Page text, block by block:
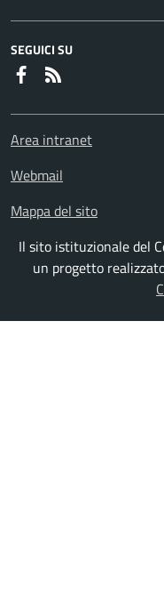
SEGUICI SU
Faceboook
Area intranet
Webmail
Mappa del sito
Il sito istituzionale del
un progetto